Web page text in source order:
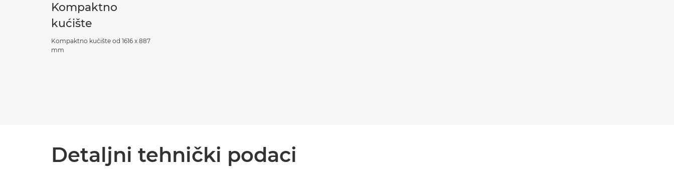
Kompaktno
kućište
Kompaktno kućište od 1616 x 887
mm
Detaljni tehnički podaci